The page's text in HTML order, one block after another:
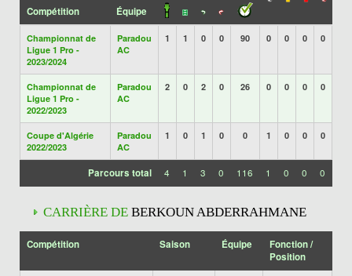
Compétition Équipe
Championnat de
Ligue 1 Pro -
2023/2024
Paradou
AC
1 1 0 0 90 0 0 0 0
Championnat de
Ligue 1 Pro -
2022/2023
Paradou
AC
2 0 2 0 26 0 0 0 0
Coupe d'Algérie
2022/2023
Paradou
AC
1 0 1 0 0 1 0 0 0
Parcours total 4 1 3 0 116 1 0 0 0
CARRIÈRE DE BERKOUN ABDERRAHMANE
Compétition Saison Équipe
Fonction /
Position